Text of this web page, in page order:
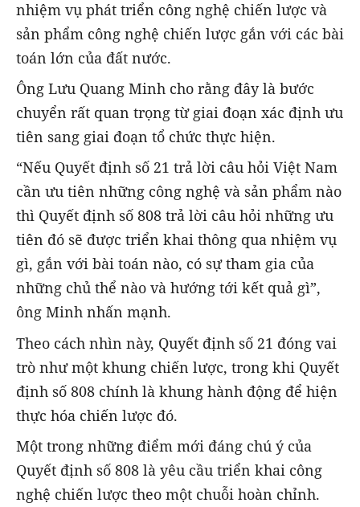
nhiệm vụ phát triển công nghệ chiến lược và
sản phẩm công nghệ chiến lược gắn với các bài
toán lớn của đất nước.
Ông Lưu Quang Minh cho rằng đây là bước
chuyển rất quan trọng từ giai đoạn xác định ưu
tiên sang giai đoạn tổ chức thực hiện.
“Nếu Quyết định số 21 trả lời câu hỏi Việt Nam
cần ưu tiên những công nghệ và sản phẩm nào
thì Quyết định số 808 trả lời câu hỏi những ưu
tiên đó sẽ được triển khai thông qua nhiệm vụ
gì, gắn với bài toán nào, có sự tham gia của
những chủ thể nào và hướng tới kết quả gì”,
ông Minh nhấn mạnh.
Theo cách nhìn này, Quyết định số 21 đóng vai
trò như một khung chiến lược, trong khi Quyết
định số 808 chính là khung hành động để hiện
thực hóa chiến lược đó.
Một trong những điểm mới đáng chú ý của
Quyết định số 808 là yêu cầu triển khai công
nghệ chiến lược theo một chuỗi hoàn chỉnh.